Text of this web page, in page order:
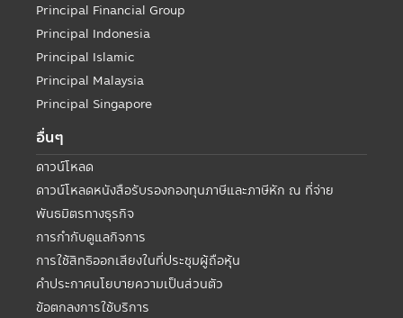
Principal Financial Group
Principal Indonesia
Principal Islamic
Principal Malaysia
Principal Singapore
อื่นๆ
ดาวน์โหลด
ดาวน์โหลดหนังสือรับรองกองทุนภาษีและภาษีหัก ณ ที่จ่าย
พันธมิตรทางธุรกิจ
การกำกับดูแลกิจการ
การใช้สิทธิออกเสียงในที่ประชุมผู้ถือหุ้น
คำประกาศนโยบายความเป็นส่วนตัว
ข้อตกลงการใช้บริการ